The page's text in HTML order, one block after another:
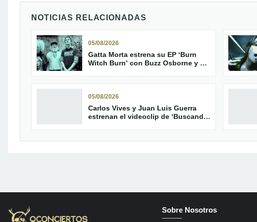
NOTICIAS RELACIONADAS
05/08/2026
Gatta Morta estrena su EP ‘Burn
Witch Burn’ con Buzz Osborne y JD
05/08/2026
Carlos Vives y Juan Luis Guerra
estrenan el videoclip de ‘Buscando
Sobre Nosotros